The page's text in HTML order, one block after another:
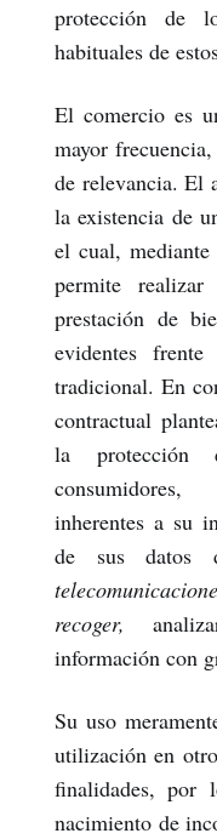
protección de
habituales de
El comercio es
mayor
de relevancia. El
la existencia de
el cual,
permite
prestación de
evidentes
tradicional. En
contractual
la
inherentes a su
de sus datos
recoger,
información con
Su uso
utilización en
finalidades, por
nacimiento de